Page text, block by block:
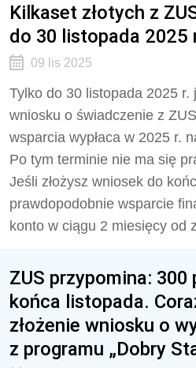
Kilkaset złotych z
do 30 listopada 2025
09 lis 2025
Tylko do 30 listopada 2025 r.
wniosku o świadczenie z
wsparcia wypłaca w 2025 r.
Po tym terminie nie ma się
Jeśli złożysz wniosek do
prawdopodobnie wsparcie
konto w ciągu 2 miesięcy od
ZUS przypomina:
końca listopada.
złożenie wniosku o
z programu „Dobry